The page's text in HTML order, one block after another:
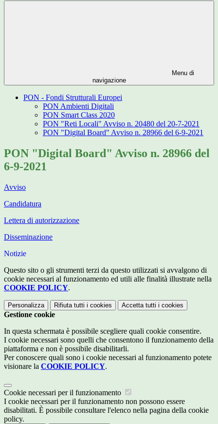
Menu di
navigazione
PON - Fondi Strutturali Europei
PON Ambienti Digitali
PON Smart Class 2020
PON "Reti Locali" Avviso n. 20480 del 20-7-2021
PON "Digital Board" Avviso n. 28966 del 6-9-2021
PON "Digital Board" Avviso n. 28966 del
6-9-2021
Avviso
Candidatura
Lettera di autorizzazione
Disseminazione
Notizie
Questo sito o gli strumenti terzi da questo utilizzati si avvalgono di
cookie necessari al funzionamento ed utili alle finalità illustrate nella
COOKIE POLICY.
Personalizza Rifiuta tutti i cookies Accetta tutti i cookies
Gestione cookie
In questa schermata è possibile scegliere quali cookie consentire.
I cookie necessari sono quelli che consentono il funzionamento della
piattaforma e non è possibile disabilitarli.
Per conoscere quali sono i cookie necessari al funzionamento potete
visionare la COOKIE POLICY.
Cookie necessari per il funzionamento
I cookie necessari per il funzionamento non possono essere
disabilitati. È possibile consultare l'elenco nella pagina della cookie
policy.